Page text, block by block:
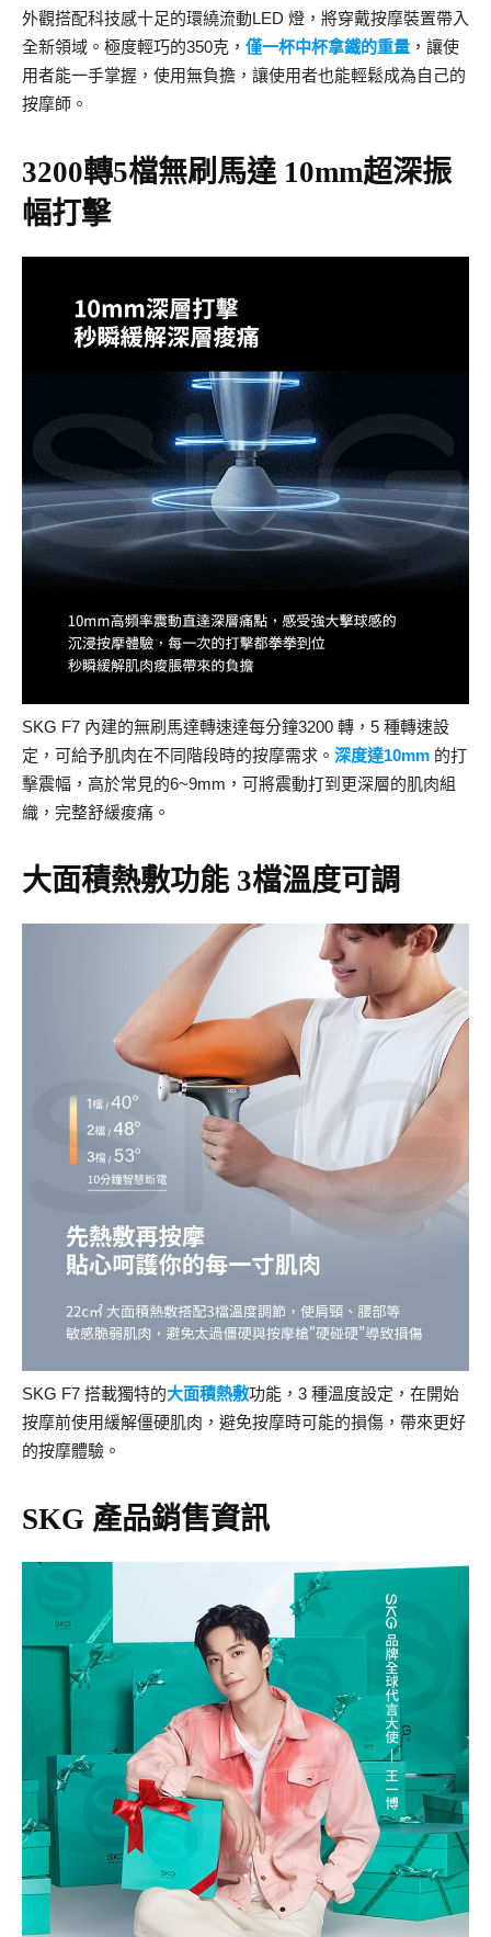
外觀搭配科技感十足的環繞流動LED 燈，將穿戴按摩裝置帶入
全新領域。極度輕巧的350克， 僅一杯中杯拿鐵的重量 ，讓使
用者能一手掌握，使用無負擔，讓使用者也能輕鬆成為自己的
按摩師。
3200轉5檔無刷馬達 10mm超深振
幅打擊
SKG F7 內建的無刷馬達轉速達每分鐘3200 轉，5 種轉速設
定，可給予肌肉在不同階段時的按摩需求。 深度達10mm 的打
擊震幅，高於常見的6~9mm，可將震動打到更深層的肌肉組
織，完整舒緩痠痛。
大面積熱敷功能 3檔溫度可調
SKG F7 搭載獨特的大面積熱敷功能，3 種溫度設定，在開始
按摩前使用緩解僵硬肌肉，避免按摩時可能的損傷，帶來更好
的按摩體驗。
SKG 產品銷售資訊